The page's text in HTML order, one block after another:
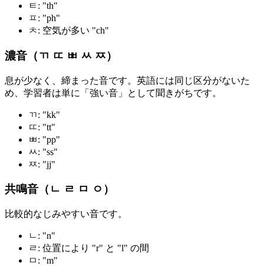
ㅌ: "th"
ㅍ: "ph"
ㅊ: 空気が多い "ch"
濃音（ㄲ ㄸ ㅃ ㅆ ㅉ）
息が少なく、締まった音です。英語には同じ区分がないた
め、学習者は単に「強い音」として聞きがちです。
ㄲ: "kk"
ㄸ: "tt"
ㅃ: "pp"
ㅆ: "ss"
ㅉ: "jj"
共鳴音（ㄴ ㄹ ㅁ ㅇ）
比較的なじみやすい音です。
ㄴ: "n"
ㄹ: 位置により "r" と "l" の間
ㅁ: "m"